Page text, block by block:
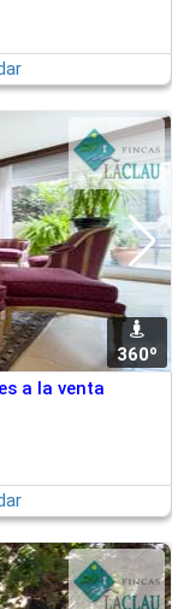
360º
a la venta